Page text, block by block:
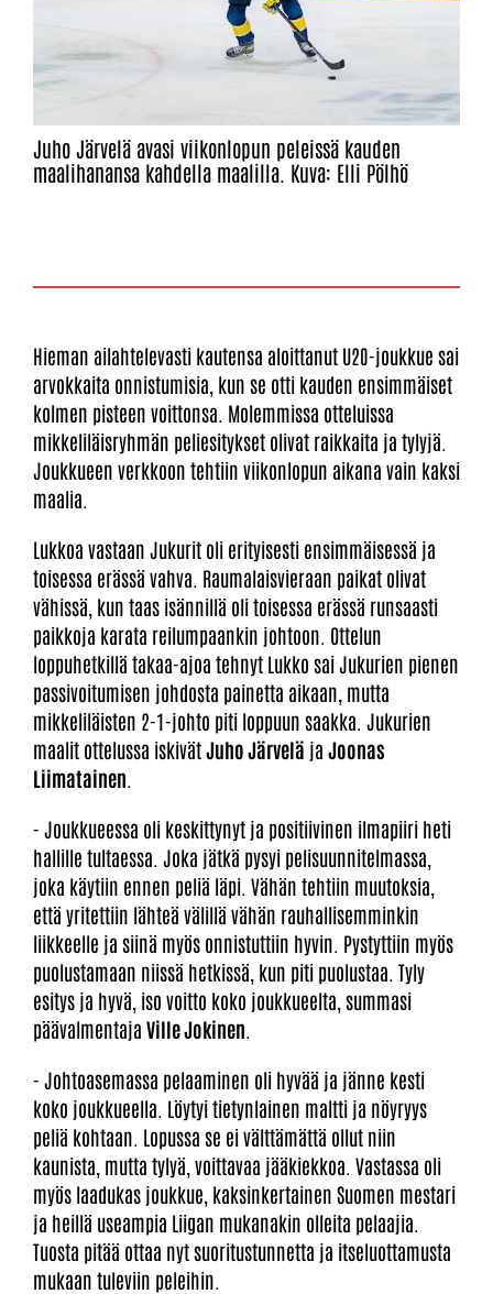
Juho Järvelä avasi viikonlopun peleissä kauden
maalihanansa kahdella maalilla. Kuva: Elli Pölhö
Hieman ailahtelevasti kautensa aloittanut U20-joukkue sai
arvokkaita onnistumisia, kun se otti kauden ensimmäiset
kolmen pisteen voittonsa. Molemmissa otteluissa
mikkeliläisryhmän peliesitykset olivat raikkaita ja tylyjä.
Joukkueen verkkoon tehtiin viikonlopun aikana vain kaksi
maalia.
Lukkoa vastaan Jukurit oli erityisesti ensimmäisessä ja
toisessa erässä vahva. Raumalaisvieraan paikat olivat
vähissä, kun taas isännillä oli toisessa erässä runsaasti
paikkoja karata reilumpaankin johtoon. Ottelun
loppuhetkillä takaa-ajoa tehnyt Lukko sai Jukurien pienen
passivoitumisen johdosta painetta aikaan, mutta
mikkeliläisten 2-1-johto piti loppuun saakka. Jukurien
maalit ottelussa iskivätJuho Järvelä ja Joonas
Liimatainen
- Joukkueessa oli keskittynyt ja positiivinen ilmapiiri heti
hallille tultaessa. Joka jätkä pysyi pelisuunnitelmassa,
joka käytiin ennen peliä läpi. Vähän tehtiin muutoksia,
että yritettiin lähteä välillä vähän rauhallisemminkin
liikkeelle ja siinä myös onnistuttiin hyvin. Pystyttiin myös
puolustamaan niissä hetkissä, kun piti puolustaa. Tyly
esitys ja hyvä, iso voitto koko joukkueelta, summasi
päävalmentaja Ville Jokinen
- Johtoasemassa pelaaminen oli hyvää ja jänne kesti
koko joukkueella. Löytyi tietynlainen maltti ja nöyryys
peliä kohtaan. Lopussa se ei välttämättä ollut niin
kaunista, mutta tylyä, voittavaa jääkiekkoa. Vastassa oli
myös laadukas joukkue, kaksinkertainen Suomen mestari
ja heillä useampia Liigan mukanakin olleita pelaajia.
Tuosta pitää ottaa nyt suoritustunnetta ja itseluottamusta
mukaan tuleviin peleihin.